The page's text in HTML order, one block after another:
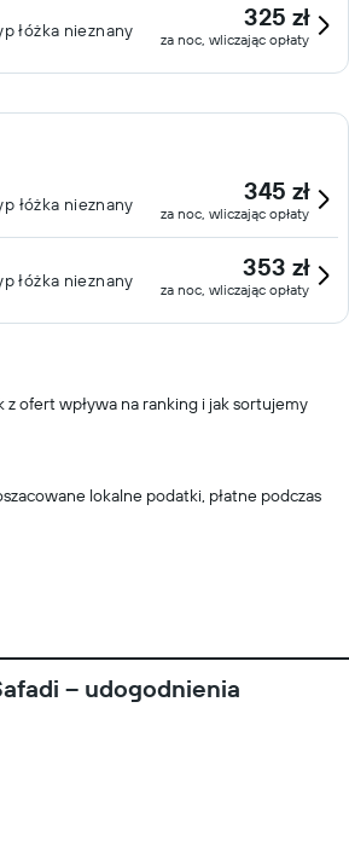
łóżka nieznany 325 zł
za noc, wliczając opłaty
łóżka nieznany 345 zł
za noc, wliczając opłaty
łóżka nieznany 353 zł
za noc, wliczając opłaty
z ofert wpływa na ranking i jak sortujemy
lokalne podatki, płatne podczas
– udogodnienia